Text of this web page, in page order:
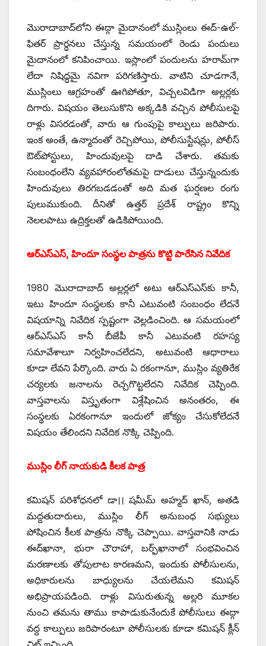
మొరాదాబాద్‌లోని ఈద్గా మైదానంలో ముస్లింలు ఈద్‌-ఉల్‌-
‌ఫితర్‌ ‌ప్రార్ధనలు చేస్తున్న సమయంలో రెండు పందులు
మైదానంలో కనిపించాయి. ఇస్లాంలో పందులను హరామ్‌గా
లేదా నిషిద్ధమై నవిగా పరిగణిస్తారు. వాటిని చూడగానే,
ముస్లింలు ఆగ్రహంతో ఊగిపోతూ, విచ్చలవిడిగా అల్లర్లకు
దిగారు. విషయం తెలుసుకొని అక్కడికి వచ్చిన పోలీసులపై
రాళ్లు విసరడంతో, వారు ఆ గుంపుపై కాల్పులు జరిపారు.
ఇంక అంతే, ఉన్మాదంతో రెచ్చిపోయి, పోలీసుస్టేషన్లు, పోలీస్‌
ఔట్‌పోస్టులు, హిందువులపై దాడి చేశారు. తమకు
సంబంధంలేని వ్యవహారంలోతమపై దాడులు చేస్తున్నందుకు
హిందువులు తిరగబడడంతో అది మత ఘర్షణల రంగు
పులుముకుంది. దీనితో ఉత్తర్‌ ‌ప్రదేశ్‌ ‌రాష్ట్రం కొన్ని
నెలలపాటు ఉద్రిక్తలతో ఉడికిపోయింది.
ఆర్‌ఎస్‌ఎస్‌, ‌హిందూ సంస్థలపాత్రను కొట్టి పారేసిన నివేదిక
1980 మొరాదాబాద్‌ అల్లర్లలో అటు ఆర్‌ఎస్‌ఎస్‌కు కానీ,
ఇటు హిందూ సంస్థలకు కానీ ఎటువంటి సంబంధం లేదనే
విషయాన్ని నివేదిక స్పష్టంగా వెల్లడించింది. ఆ సమయంలో
ఆర్‌ఎస్‌ఎస్‌ ‌కానీ బీజేపీ కానీ ఎటువంటి రహస్య
సమావేశాలూ నిర్వహించలేదని, అటువంటి ఆధారాలు
కూడా లేవని పేర్కొంది. వారు ఏ రకంగానూ, ముస్లిం వ్యతిరేక
చర్యలకు జనాలను రెచ్చగొట్టలేదని నివేదిక చెప్పింది.
వాస్తవాలను విస్తృతంగా విశ్లేషించిన అనంతరం, ఈ
సంస్థలకు ఏరకంగానూ ఇందులో జోక్యం చేసుకోలేదనే
విషయం తేలిందని నివేదిక నొక్కి చెప్పింది.
ముస్లిం లీగ్‌ ‌నాయకుడి కీలక పాత్ర
కమిషన్‌ ‌పరిశోధనలో డా।। షమీమ్‌ అహ్మద్‌ ‌ఖాన్‌, అతడి
మద్దతుదారులు, ముస్లిం లీగ్‌ అనుబంధ సభ్యులు
పోషించిన కీలక పాత్రను నొక్కి చెప్పాయి. వాస్తవానికి నాడు
ఈద్‌ఖానా, భురా చౌరాహా, బర్ఫ్‌ఖానాలో సంభవించిన
మరణాలకు తోపులాట కారణమని, ఇందుకు పోలీసులను,
అధికారులను బాధ్యులను చేయలేమని కమిషన్‌
అభిప్రాయపడింది. రాళ్లు విసురుతున్న అల్లరి మూకల
నుంచి తమను తాము కాపాడుకునేందుకే పోలీసులు ఈద్గా
వద్ద కాల్పులు జరిపారంటూ పోలీసులకు కూడా కమిషన్‌ ‌క్లీన్‌